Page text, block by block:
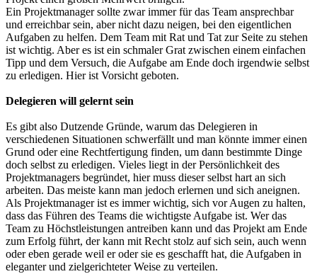
Ein Projektmanager sollte zwar immer für das Team ansprechbar
und erreichbar sein, aber nicht dazu neigen, bei den eigentlichen
Aufgaben zu helfen. Dem Team mit Rat und Tat zur Seite zu stehen
ist wichtig. Aber es ist ein schmaler Grat zwischen einem einfachen
Tipp und dem Versuch, die Aufgabe am Ende doch irgendwie selbst
zu erledigen. Hier ist Vorsicht geboten.
Delegieren will gelernt sein
Es gibt also Dutzende Gründe, warum das Delegieren in
verschiedenen Situationen schwerfällt und man könnte immer einen
Grund oder eine Rechtfertigung finden, um dann bestimmte Dinge
doch selbst zu erledigen. Vieles liegt in der Persönlichkeit des
Projektmanagers begründet, hier muss dieser selbst hart an sich
arbeiten. Das meiste kann man jedoch erlernen und sich aneignen.
Als Projektmanager ist es immer wichtig, sich vor Augen zu halten,
dass das Führen des Teams die wichtigste Aufgabe ist. Wer das
Team zu Höchstleistungen antreiben kann und das Projekt am Ende
zum Erfolg führt, der kann mit Recht stolz auf sich sein, auch wenn
oder eben gerade weil er oder sie es geschafft hat, die Aufgaben in
eleganter und zielgerichteter Weise zu verteilen.